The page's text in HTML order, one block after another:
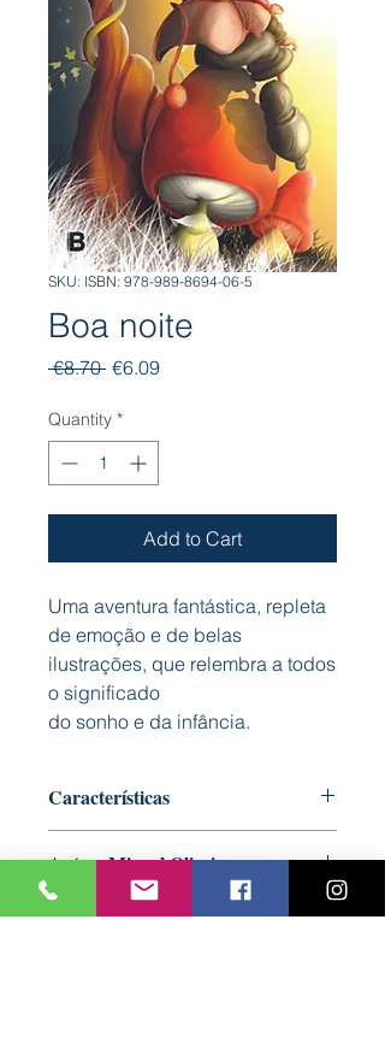
SKU: ISBN: 978-989-8694-06-5
Boa noite
€8.70 Regular
€6.09Sale
Quantity *
Add to Cart
Uma aventura fantástica, repleta
de emoção e de belas
ilustrações, que relembra a todos
o significado
do sonho e da infância.
Características
Nº Páginas: 32
Autor: Miguel Oliveira